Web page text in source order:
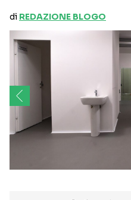
di REDAZIONE BLOGO